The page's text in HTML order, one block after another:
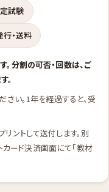
試験
・送料
分割の可否・回数は、ご
。
い。1年を経過すると、受
ントして送付します。別
カード決済画面にて「教材